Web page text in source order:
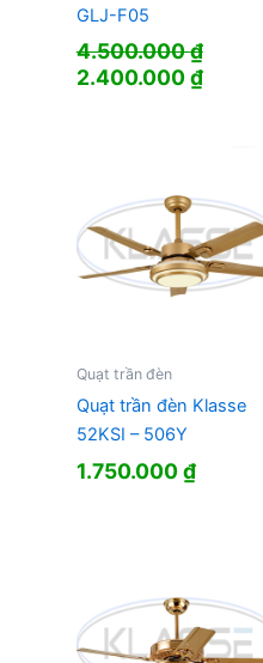
GLJ-F05
4.500.000₫
Giá
2.400.000₫Giá
Quạt trần đèn
Quạt trần đèn Klasse
52KSI – 506Y
1.750.000₫